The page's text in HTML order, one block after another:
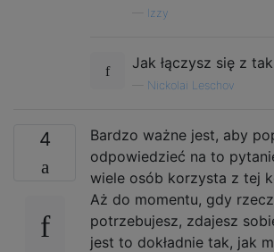
Izzy
Jak łączysz się z
Nickolai Leschov
4
Bardzo ważne jest, aby
odpowiedzieć na to
wiele osób korzysta z tej
Aż do momentu, gdy
potrzebujesz, zdajesz
jest to dokładnie tak, jak